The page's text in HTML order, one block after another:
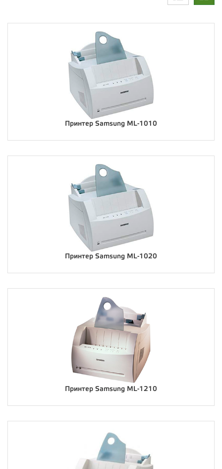
Принтер Samsung ML-1010
Принтер Samsung ML-1020
Принтер Samsung ML-1210